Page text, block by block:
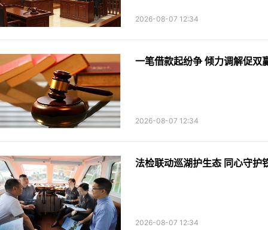
2026-08-07 12:34
一笔借款起纷争 倾力调解促双
2026-08-07 12:34
2026-08-07 12:34